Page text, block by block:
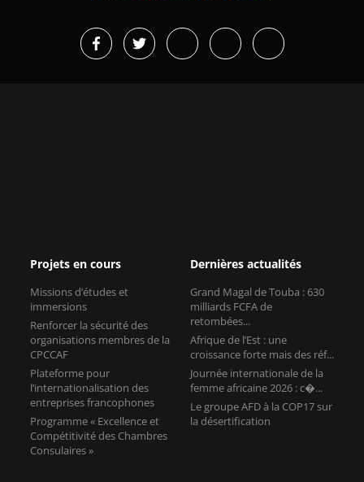
Projets en cours
Missions d’études et
immersions
Renforcer la sécurité des
organisations membres de la
CPCCAF
Plateforme pour
l’internationalisation des
entreprises francophones
Programme « Excellence et
Compétitivité des Chambres
Consulaires »
Dernières actualités
Grand Magal de Touba : 630
milliards FCFA de
retombées...
Afrique de l’Est : une
croissance forte mais des réf...
Journée internationale de la
femme africaine 2026 : c�...
Le groupe AFD à la COP17 sur
la désertification